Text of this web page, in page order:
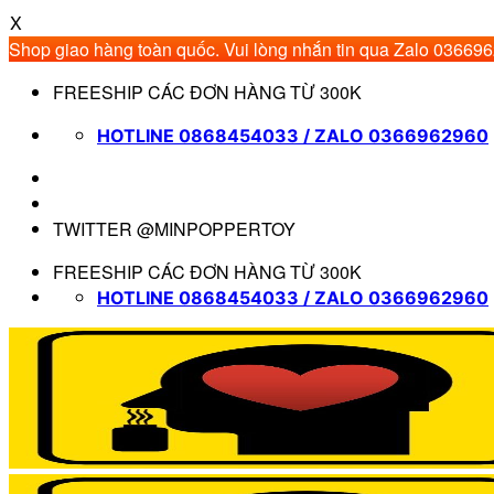
X
Shop giao hàng toàn quốc. Vui lòng nhắn tin qua Zalo
qua
FREESHIP CÁC ĐƠN HÀNG TỪ 300K
HOTLINE 0868454033 / ZALO 0366962960
TWITTER @MINPOPPERTOY
FREESHIP CÁC ĐƠN HÀNG TỪ 300K
HOTLINE 0868454033 / ZALO 0366962960